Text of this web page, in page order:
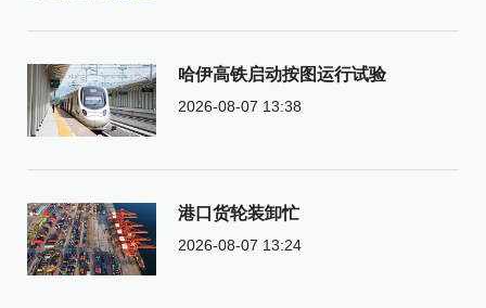
哈伊高铁启动按图运行试验
2026-08-07 13:38
港口货轮装卸忙
2026-08-07 13:24